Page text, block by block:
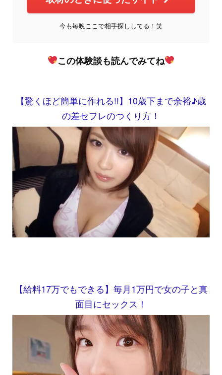
今も毎晩ここで相手探ししてる！笑
この体験談も読んでみてね
【驚くほど簡単に作れる!!】10歳下まで余裕♪歳
の差セフレのつくり方！
【給料17万でもできる】毎月1万円で女の子と真
面目にセックス！